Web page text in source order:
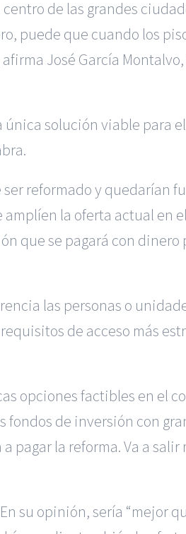
de las grandes
puede que cuando los
José García
solución viable para
reformado y quedarían
la oferta actual en
que se pagará con
las personas o
de acceso más
opciones factibles en el
fondos de inversión con
pagar la reforma. Va a
su opinión, sería “mejor